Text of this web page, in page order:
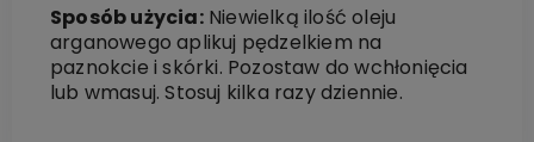
Sposób użycia:Niewielką ilość oleju
arganowego aplikuj pędzelkiem na
paznokcie i skórki. Pozostaw do wchłonięcia
lub wmasuj. Stosuj kilka razy dziennie.